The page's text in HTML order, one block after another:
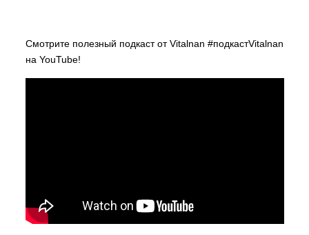
Смотрите полезный подкаст от Vitalnan #подкастVitalnan
на YouTube!